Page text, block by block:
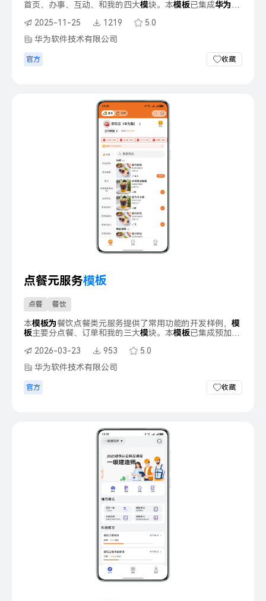
首页、办事、互动、和我的四大模块。本模板已集成华为 账
快速实现华 为账号的登录、定位、推送等功能，从而快速完
成相关功能的实现。
2025-11-25 1219
5.0
华为软件技术有限公司
官方 收藏
点餐元服务模板
点餐 餐饮
本模板为餐饮点餐类元服务提供了常用功能的开发样例， 模
板主要分点餐、订单和我的三大模块。本模板已集成预加
配置和定制即可快速实现页面的快速加载、
录、商家位置定位导航、购买餐饮和联系商家等功能。
2026-03-23 953
5.0
华为软件技术有限公司
官方 收藏